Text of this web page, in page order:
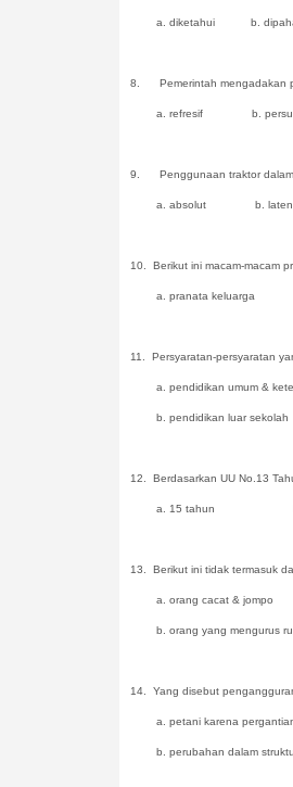
a. diketahui b.
8. Pemerintah mengadakan
a. refresif b.
9. Penggunaan traktor
a. absolut b.
10. Berikut ini macam-macam
a. pranata keluarga
11. Persyaratan-persyaratan
a. pendidikan umum
b. pendidikan luar
12. Berdasarkan UU No.13
a. 15 tahun b.
13. Berikut ini tidak termasuk
a. orang cacat &
b. orang yang
14. Yang disebut
a. petani karena
b. perubahan dalam